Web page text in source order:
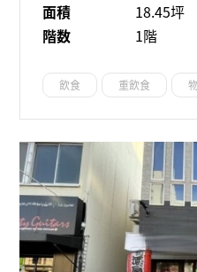
面積
18.45坪
階数
1階
飲食 重飲食